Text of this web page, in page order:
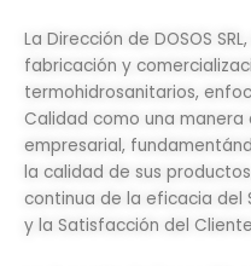
La Dirección de DOSOS
fabricación y
termohidrosanitarios,
Calidad como una manera
empresarial,
la calidad de sus
continua de la eficacia del
y la Satisfacción del